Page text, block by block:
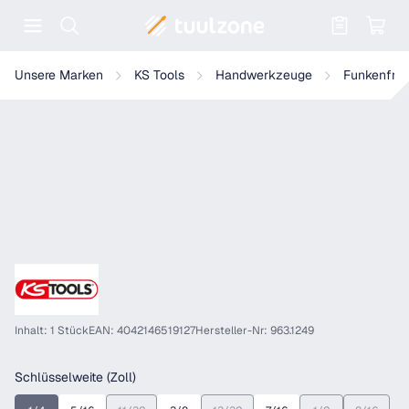
Unsere Marken KS Tools Handwerkzeuge
KS Tools BRONZEplus Stecknuss 1/2" 6-kant
Inhalt: 1 StückEAN: 4042146519127Hersteller-Nr: 963.1249
Schlüsselweite (Zoll)auswählen